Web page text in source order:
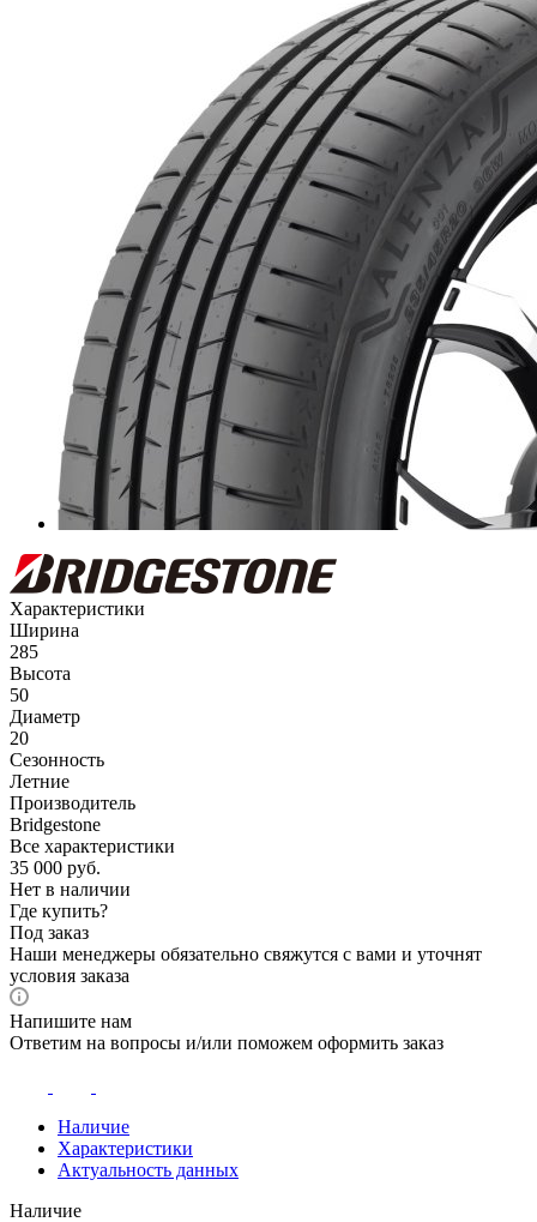
Характеристики
Ширина
285
Высота
50
Диаметр
20
Сезонность
Летние
Производитель
Bridgestone
Все характеристики
35 000 руб.
Нет в наличии
Где купить?
Под заказ
Наши менеджеры обязательно свяжутся с вами и уточнят
условия заказа
Напишите нам
Ответим на вопросы и/или поможем оформить заказ
Наличие
Характеристики
Актуальность данных
Наличие